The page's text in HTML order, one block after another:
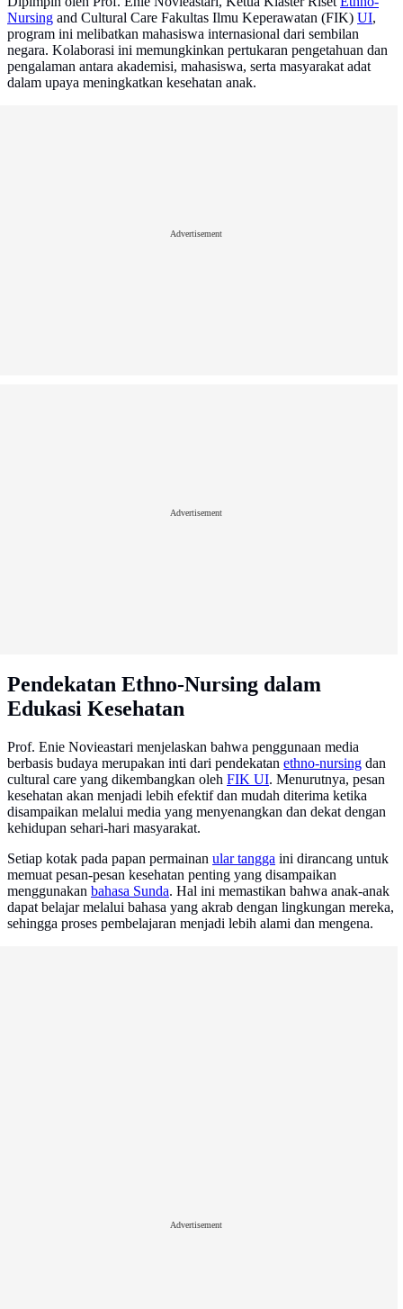
Nursing and Cultural Care Fakultas Ilmu Keperawatan (FIK) UI,
program ini melibatkan mahasiswa internasional dari sembilan
negara. Kolaborasi ini memungkinkan pertukaran pengetahuan dan
pengalaman antara akademisi, mahasiswa, serta masyarakat adat
dalam upaya meningkatkan kesehatan anak.
Advertisement
Advertisement
Pendekatan Ethno-Nursing dalam
Edukasi Kesehatan
Prof. Enie Novieastari menjelaskan bahwa penggunaan media
berbasis budaya merupakan inti dari pendekatan ethno-nursing dan
cultural care yang dikembangkan oleh FIK UI. Menurutnya, pesan
kesehatan akan menjadi lebih efektif dan mudah diterima ketika
disampaikan melalui media yang menyenangkan dan dekat dengan
kehidupan sehari-hari masyarakat.
Setiap kotak pada papan permainan ular tangga ini dirancang untuk
memuat pesan-pesan kesehatan penting yang disampaikan
menggunakan bahasa Sunda. Hal ini memastikan bahwa anak-anak
dapat belajar melalui bahasa yang akrab dengan lingkungan mereka,
sehingga proses pembelajaran menjadi lebih alami dan mengena.
Advertisement